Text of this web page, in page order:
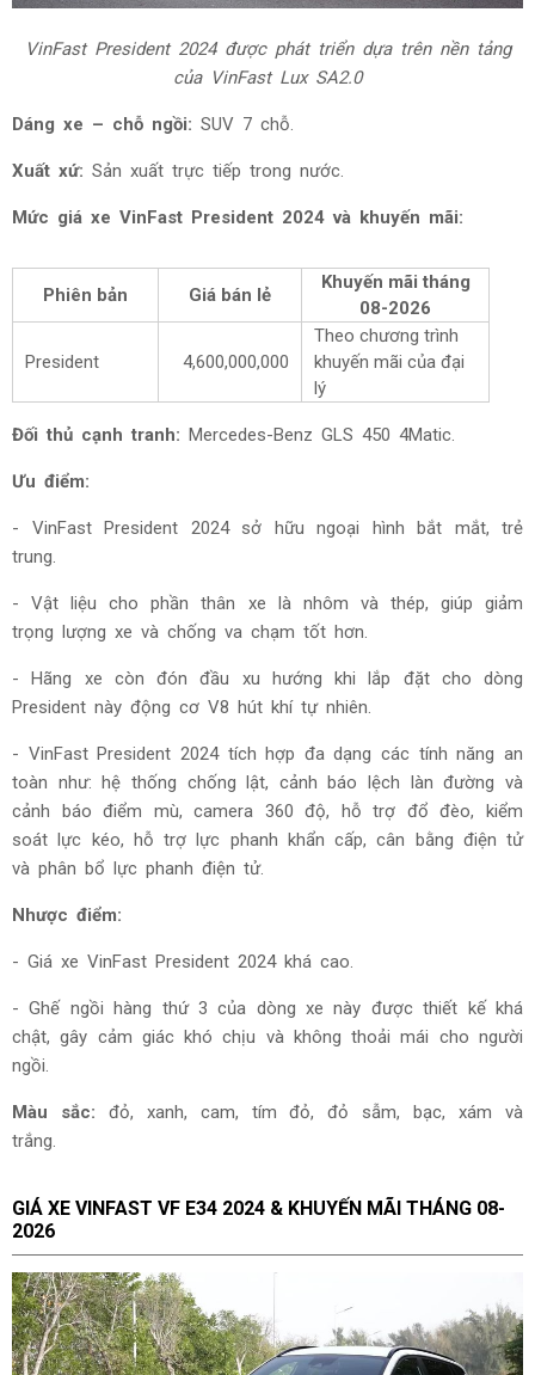
VinFast President 2024 được phát triển dựa trên nền tảng
của VinFast Lux SA2.0
Dáng xe – chỗ ngồi: SUV 7 chỗ.
Xuất xứ: Sản xuất trực tiếp trong nước.
Mức giá xe VinFast President 2024 và khuyến mãi:
Phiên bản Giá bán lẻ
Khuyến mãi tháng
08-2026
President 4,600,000,000
Theo chương trình
khuyến mãi của đại
lý
Đối thủ cạnh tranh: Mercedes-Benz GLS 450 4Matic.
Ưu điểm:
-
VinFast President 2024 sở hữu ngoại hình bắt mắt, trẻ
trung.
- Vật liệu cho phần thân xe là nhôm và thép, giúp giảm
trọng lượng xe và chống va chạm tốt hơn.
- Hãng xe còn đón đầu xu hướng khi lắp đặt cho dòng
President này động cơ V8 hút khí tự nhiên.
- VinFast President 2024 tích hợp đa dạng các tính năng an
toàn như: hệ thống chống lật, cảnh báo lệch làn đường và
cảnh báo điểm mù, camera 360 độ, hỗ trợ đổ đèo, kiểm
soát lực kéo, hỗ trợ lực phanh khẩn cấp, cân bằng điện tử
và phân bổ lực phanh điện tử.
Nhược điểm:
- Giá xe VinFast President 2024 khá cao.
- Ghế ngồi hàng thứ 3 của dòng xe này được thiết kế khá
chật, gây cảm giác khó chịu và không thoải mái cho người
ngồi.
Màu sắc: đỏ, xanh, cam, tím đỏ, đỏ sẫm, bạc, xám và
trắng.
GIÁ XE VINFAST VF E34 2024 & KHUYẾN MÃI THÁNG 08-
2026